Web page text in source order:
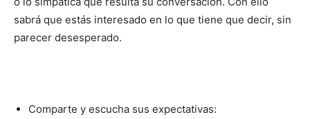
sabrá que estás interesado en lo que tiene que decir, sin
parecer desesperado.
Comparte y escucha sus expectativas: